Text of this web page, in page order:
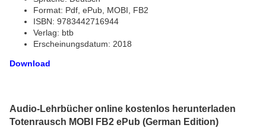
Format: Pdf, ePub, MOBI, FB2
ISBN: 9783442716944
Verlag: btb
Erscheinungsdatum: 2018
Download
Audio-Lehrbücher online kostenlos herunterladen
Totenrausch MOBI FB2 ePub (German Edition)